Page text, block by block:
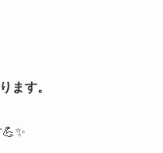
ます。